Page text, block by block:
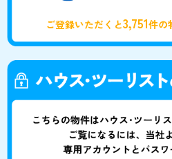
ご登録いただくと3,751件の